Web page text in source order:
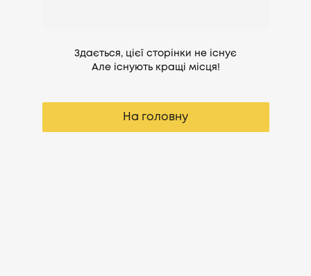
Здається, цієї сторінки не існує
Але існують кращі місця!
На головну